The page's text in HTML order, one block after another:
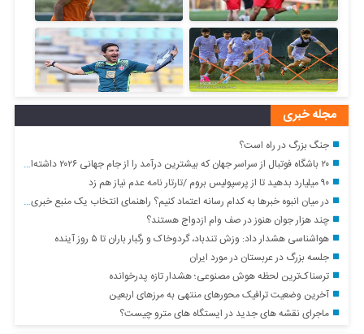
مجله خبری
جنگ بزرگ در راه است؟
۲۰ باشگاه فوتبال از سراسر جهان که بیشترین درآمد را از جام جهانی ۲۰۲۶ داشته‌اند
۹۰ میلیارد بدهید تا از پرسپولیس بروم /تارتار نامه عدم نیاز هم زد
در میان انبوه خبرها به کدام رسانه اعتماد کنیم؟ راهنمای انتخاب یک منبع خبری معتبر
چند هزار جوان هنوز در صف وام ازدواج هستند؟
هواشناسی هشدار داد: وزش تندباد، گردوخاک و رگبار باران تا ۵ روز آینده
جلسه بزرگ در عربستان در مورد ایران
ترسناک‌ترین لحظه هوش مصنوعی؛ هشدار تازه پدرخوانده
آخرین وضعیت ترافیک محورهای منتهی به مرزهای اربعین
ماجرای نقشه های جدید در ایستگاه های مترو چیست؟